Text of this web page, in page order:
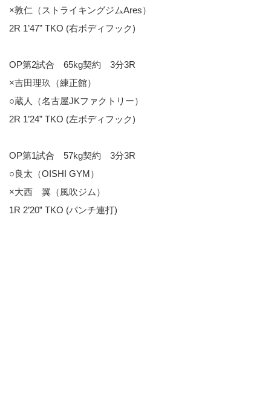
×敦仁（ストライキングジムAres）
2R 1’47” TKO (右ボディフック)
OP第2試合 65kg契約 3分3R
×吉田理玖（練正館）
○蔵人（名古屋JKファクトリー）
2R 1’24” TKO (左ボディフック)
OP第1試合 57kg契約 3分3R
○良太（OISHI GYM）
×大西 翼（風吹ジム）
1R 2’20” TKO (パンチ連打)